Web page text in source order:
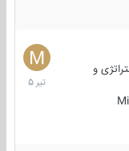
و
27
تیر
1405